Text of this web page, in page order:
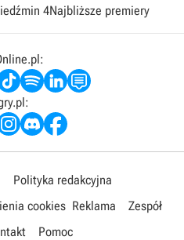
4Najbliższe premiery
Polityka redakcyjna
cookies Reklama
Zespół
Pomoc